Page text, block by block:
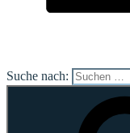
Suche nach: